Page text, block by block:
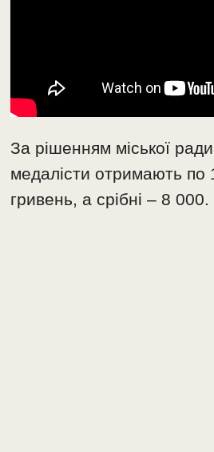
За рішенням міської ради
медалісти отримають по
гривень, а срібні – 8 000.